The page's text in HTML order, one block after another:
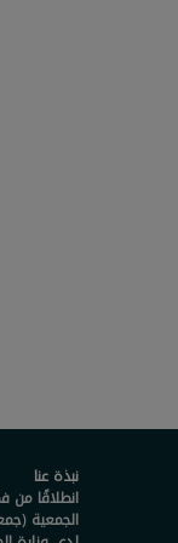
نبذة عنا
انطلاقًا
الجمعية